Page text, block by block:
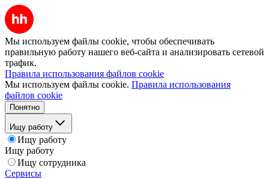
Мы используем файлы cookie, чтобы обеспечивать
правильную работу нашего веб-сайта и анализировать сетевой
трафик.
Правила использования файлов cookie
Мы используем файлы cookie. Правила использования
файлов cookie
Понятно
Ищу работу
Ищу работу
Ищу работу
Ищу сотрудника
Сервисы